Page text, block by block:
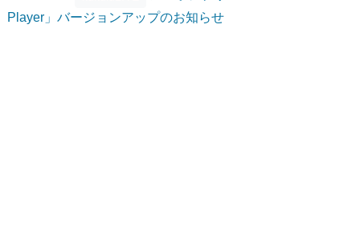
Player」バージョンアップのお知らせ